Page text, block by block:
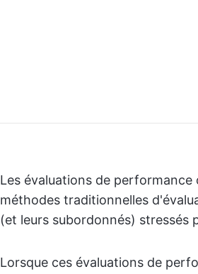
Les évaluations de
méthodes traditionnelles
(et leurs subordonnés) stressés
Lorsque ces évaluations de